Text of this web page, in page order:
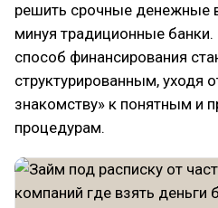
решить срочные денежные
минуя традиционные банки.
способ финансирования
структурированным, уходя
знакомству» к понятным и
процедурам.